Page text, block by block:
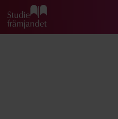
Gå till studiefrämjandets startsida